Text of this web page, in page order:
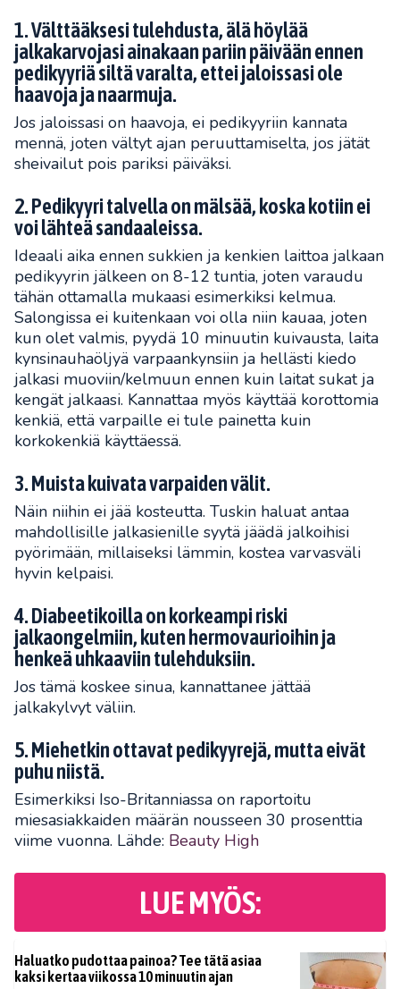
1. Välttääksesi tulehdusta, älä höylää
jalkakarvojasi ainakaan pariin päivään ennen
pedikyyriä siltä varalta, ettei jaloissasi ole
haavoja ja naarmuja.
Jos jaloissasi on haavoja, ei pedikyyriin kannata
mennä, joten vältyt ajan peruuttamiselta, jos jätät
sheivailut pois pariksi päiväksi.
2. Pedikyyri talvella on mälsää, koska kotiin ei
voi lähteä sandaaleissa.
Ideaali aika ennen sukkien ja kenkien laittoa jalkaan
pedikyyrin jälkeen on 8-12 tuntia, joten varaudu
tähän ottamalla mukaasi esimerkiksi kelmua.
Salongissa ei kuitenkaan voi olla niin kauaa, joten
kun olet valmis, pyydä 10 minuutin kuivausta, laita
kynsinauhaöljyä varpaankynsiin ja hellästi kiedo
jalkasi muoviin/kelmuun ennen kuin laitat sukat ja
kengät jalkaasi. Kannattaa myös käyttää korottomia
kenkiä, että varpaille ei tule painetta kuin
korkokenkiä käyttäessä.
3. Muista kuivata varpaiden välit.
Näin niihin ei jää kosteutta. Tuskin haluat antaa
mahdollisille jalkasienille syytä jäädä jalkoihisi
pyörimään, millaiseksi lämmin, kostea varvasväli
hyvin kelpaisi.
4. Diabeetikoilla on korkeampi riski
jalkaongelmiin, kuten hermovaurioihin ja
henkeä uhkaaviin tulehduksiin.
Jos tämä koskee sinua, kannattanee jättää
jalkakylvyt väliin.
5. Miehetkin ottavat pedikyyrejä, mutta eivät
puhu niistä.
Esimerkiksi Iso-Britanniassa on raportoitu
miesasiakkaiden määrän nousseen 30 prosenttia
viime vuonna. Lähde: Beauty High
LUE MYÖS:
Haluatko pudottaa painoa? Tee tätä asiaa
kaksi kertaa viikossa 10 minuutin ajan